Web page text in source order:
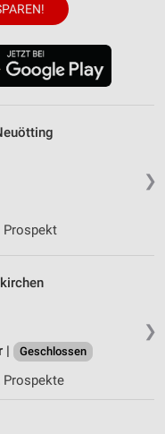
❯
Prospekt
❯
|
Geschlossen
Prospekte